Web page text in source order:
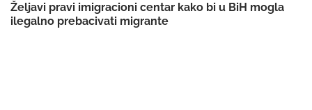
Željavi pravi imigracioni centar kako bi u BiH mogla
ilegalno prebacivati migrante